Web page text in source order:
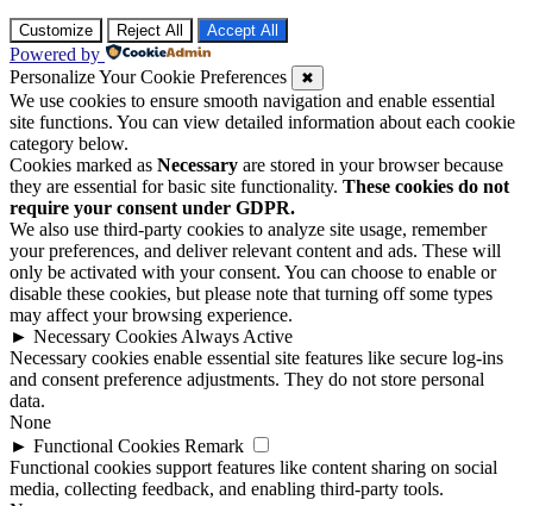
Customize Reject All Accept All
Powered by
Personalize Your Cookie Preferences
✖
We use cookies to ensure smooth navigation and enable essential
site functions. You can view detailed information about each cookie
category below.
Cookies marked as Necessary are stored in your browser because
they are essential for basic site functionality. These cookies do not
require your consent under GDPR.
We also use third-party cookies to analyze site usage, remember
your preferences, and deliver relevant content and ads. These will
only be activated with your consent. You can choose to enable or
disable these cookies, but please note that turning off some types
may affect your browsing experience.
► Necessary Cookies Always Active
Necessary cookies enable essential site features like secure log-ins
and consent preference adjustments. They do not store personal
data.
None
► Functional Cookies Remark
Functional cookies support features like content sharing on social
media, collecting feedback, and enabling third-party tools.